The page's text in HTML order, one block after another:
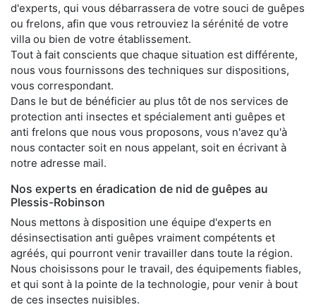
d'experts, qui vous débarrassera de votre souci de guêpes
ou frelons, afin que vous retrouviez la sérénité de votre
villa ou bien de votre établissement.
Tout à fait conscients que chaque situation est différente,
nous vous fournissons des techniques sur dispositions,
vous correspondant.
Dans le but de bénéficier au plus tôt de nos services de
protection anti insectes et spécialement anti guêpes et
anti frelons que nous vous proposons, vous n'avez qu'à
nous contacter soit en nous appelant, soit en écrivant à
notre adresse mail.
Nos experts en éradication de nid de guêpes au
Plessis-Robinson
Nous mettons à disposition une équipe d'experts en
désinsectisation anti guêpes vraiment compétents et
agréés, qui pourront venir travailler dans toute la région.
Nous choisissons pour le travail, des équipements fiables,
et qui sont à la pointe de la technologie, pour venir à bout
de ces insectes nuisibles.